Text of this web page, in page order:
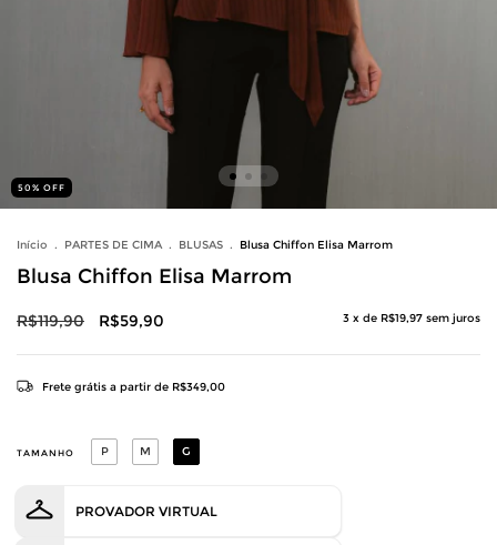
50 % OFF
Início . PARTES DE CIMA . BLUSAS . Blusa Chiffon Elisa Marrom
Blusa Chiffon Elisa Marrom
R$119,90 R$59,90 3 x de R$19,97 sem juros
Frete grátis a partir de R$349,00
TAMANHO P M G
PROVADOR VIRTUAL